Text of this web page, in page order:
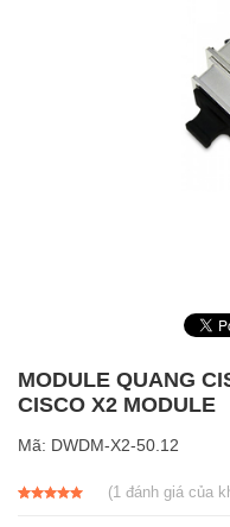
MODULE QUANG
CISCO X2 MODULE
Mã: DWDM-X2-50.12
(1đánh giá của